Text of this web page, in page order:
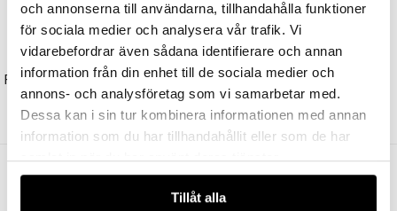
och annonserna till användarna, tillhandahålla funktioner
för sociala medier och analysera vår trafik. Vi
vidarebefordrar även sådana identifierare och annan
information från din enhet till de sociala medier och
annons- och analysföretag som vi samarbetar med.
Dessa kan i sin tur kombinera informationen med annan
information som du har tillhandahållit eller som de har
samlat in när du har använt deras tjänster.
Tillåt alla
LOUIS POULSEN
PH 5 Mini Pendel Hues Of Rose
8345 kr 6676 kr
LOUIS POULSEN
31900 kr 25520 kr
Andra köpte även